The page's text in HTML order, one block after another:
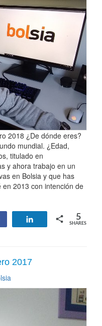
2018 ¿De dónde eres?
mundial. ¿Edad,
titulado en
y ahora trabajo en un
en Bolsia y que has
2013 con intención de
Share
SHARES
5
2017